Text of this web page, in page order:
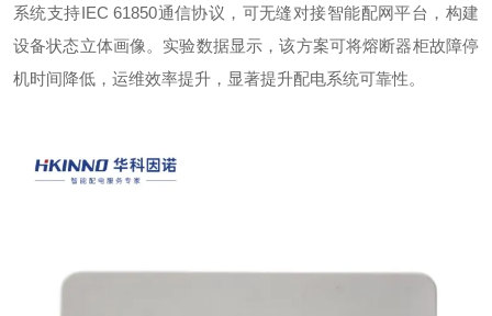
系统支持IEC 61850通信协议，可无缝对接智能配网平台，构建
设备状态立体画像。 实验数据显示，该方案可将熔断器柜故障停
机时间降低，运维效率提升，显著提升配电系统可靠性。